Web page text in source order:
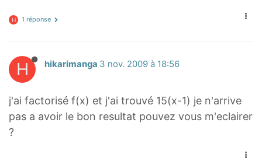
H 1 réponse
H hikarimanga 3 nov. 2009 à 18:56
j'ai factorisé f(x) et j'ai trouvé 15(x-1) je n'arrive
pas a avoir le bon resultat pouvez vous m'eclairer
?